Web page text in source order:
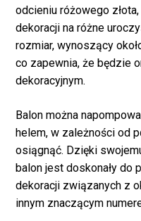
odcieniu różowego
dekoracji na różne
rozmiar, wynoszący
co zapewnia, że będzie
dekoracyjnym.
Balon można
helem, w zależności od
osiągnąć. Dzięki
balon jest doskonały do
dekoracji związanych z
innym znaczącym